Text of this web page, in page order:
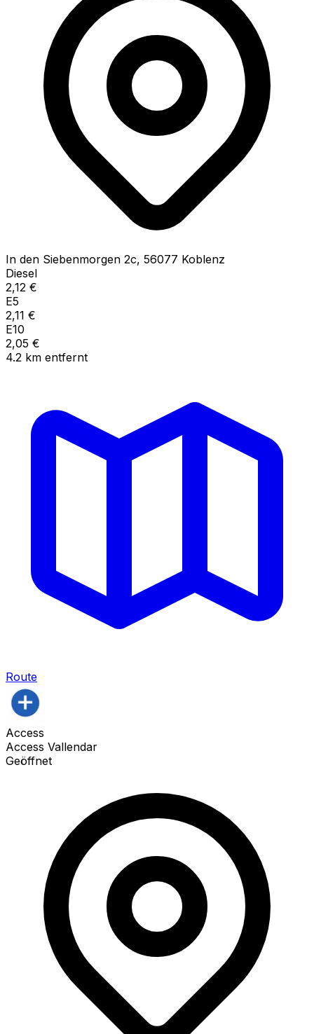
In den Siebenmorgen 2c, 56077 Koblenz
Diesel
2,12 €
E5
2,11 €
E10
2,05 €
4.2 km entfernt
Route
Access
Access Vallendar
Geöffnet